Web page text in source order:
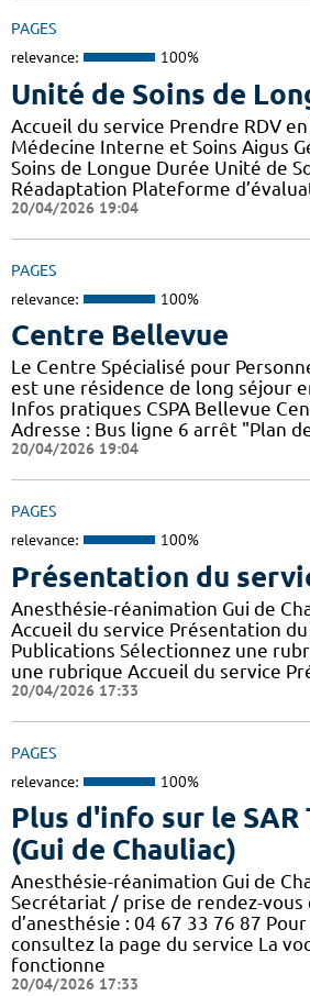
PAGES
relevance: 100%
Unité de Soins de
Accueil du service Prendre RDV
Médecine Interne et Soins Aigus
Soins de Longue Durée Unité de
Réadaptation Plateforme
20/04/2026 19:04
PAGES
relevance: 100%
Centre Bellevue
Le Centre Spécialisé pour
est une résidence de long séjour
Infos pratiques CSPA Bellevue
Adresse : Bus ligne 6 arrêt "Plan
20/04/2026 19:04
PAGES
relevance: 100%
Présentation du
Anesthésie-réanimation Gui de
Accueil du service Présentation
Publications Sélectionnez une
une rubrique Accueil du service
20/04/2026 17:33
PAGES
relevance: 100%
Plus d'info sur le SAR
(Gui de Chauliac)
Anesthésie-réanimation Gui de
Secrétariat / prise de rendez-
d’anesthésie : 04 67 33 76 87
consultez la page du service La
fonctionne
20/04/2026 17:33